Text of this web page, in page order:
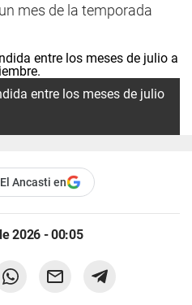
mes de la temporada
entre los meses de julio
Ancasti en
2026 - 00:05